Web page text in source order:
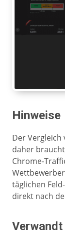
Hinweise
Der Vergleich
daher
Chrome-
täglichen
direkt nach
Verwandt